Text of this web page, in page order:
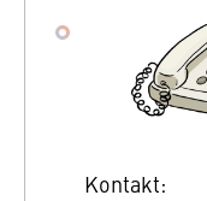
Kontakt: